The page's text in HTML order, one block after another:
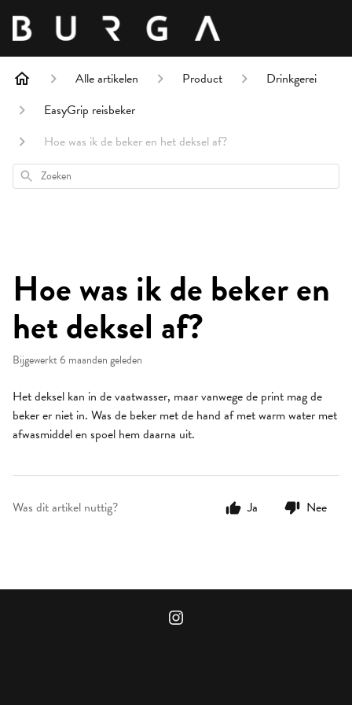
Alle artikelen Product
Drinkgerei
EasyGrip reisbeker
Hoe was ik de beker en het deksel af?
Zoeken
Hoe was ik de beker en
het deksel af?
Bijgewerkt6 maanden geleden
Het deksel kan in de vaatwasser, maar vanwege de print mag de
beker er niet in. Was de beker met de hand af met warm water met
afwasmiddel en spoel hem daarna uit.
Was dit artikel nuttig? Ja Nee